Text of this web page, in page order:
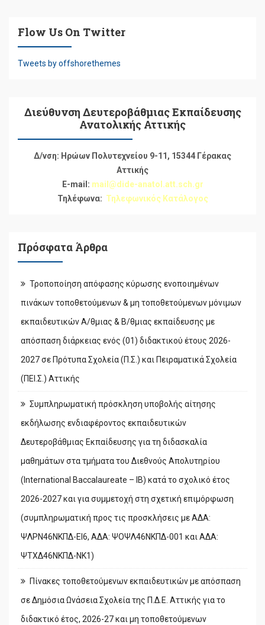
Flow Us On Twitter
Tweets by offshorethemes
Διεύθυνση Δευτεροβάθμιας Εκπαίδευσης
Ανατολικής Αττικής
Δ/νση: Ηρώων Πολυτεχνείου 9-11, 15344 Γέρακας
Αττικής
E-mail: mail@dide-anatol.att.sch.gr
Τηλέφωνα: Τηλεφωνικός Κατάλογος
Πρόσφατα Άρθρα
Τροποποίηση απόφασης κύρωσης ενοποιημένων
πινάκων τοποθετούμενων & μη τοποθετούμενων μόνιμων
εκπαιδευτικών Α/θμιας & Β/θμιας εκπαίδευσης με
απόσπαση διάρκειας ενός (01) διδακτικού έτους 2026-
2027 σε Πρότυπα Σχολεία (Π.Σ.) και Πειραματικά Σχολεία
(ΠΕΙ.Σ.) Αττικής
Συμπληρωματική πρόσκληση υποβολής αίτησης
εκδήλωσης ενδιαφέροντος εκπαιδευτικών
Δευτεροβάθμιας Εκπαίδευσης για τη διδασκαλία
μαθημάτων στα τμήματα του Διεθνούς Απολυτηρίου
(International Baccalaureate – IB) κατά το σχολικό έτος
2026-2027 και για συμμετοχή στη σχετική επιμόρφωση
(συμπληρωματική προς τις προσκλήσεις με ΑΔΑ:
ΨΛΡΝ46ΝΚΠΔ-ΕΙ6, ΑΔΑ: ΨΟΨΛ46ΝΚΠΔ-001 και ΑΔΑ:
ΨΤΧΔ46ΝΚΠΔ-ΝΚ1)
Πίνακες τοποθετούμενων εκπαιδευτικών με απόσπαση
σε Δημόσια Ωνάσεια Σχολεία της Π.Δ.Ε. Αττικής για το
διδακτικό έτος, 2026-27 και μη τοποθετούμενων